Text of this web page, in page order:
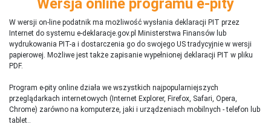
W wersji on-line podatnik ma możliwość wysłania deklaracji PIT przez
Internet do systemu e-deklaracje.gov.pl Ministerstwa Finansów lub
wydrukowania PIT-a i dostarczenia go do swojego US tradycyjnie w wersji
papierowej. Możliwe jest także zapisanie wypełnionej deklaracji PIT w pliku
PDF.
Program e-pity online działa we wszystkich najpopularniejszych
przeglądarkach internetowych (Internet Explorer, Firefox, Safari, Opera,
Chrome) zarówno na komputerze, jaki i urządzeniach mobilnych - telefon lub
tablet..